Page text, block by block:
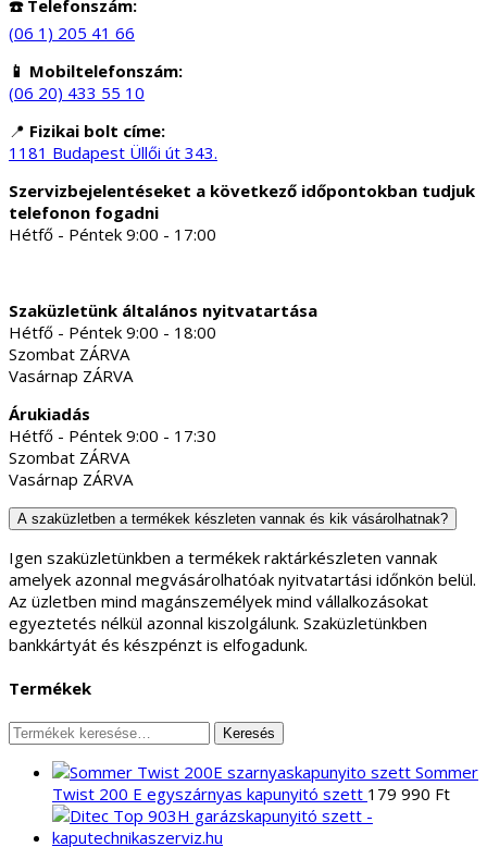
☎️ Telefonszám:
(06 1) 205 41 66
📱 Mobiltelefonszám:
(06 20) 433 55 10
📍 Fizikai bolt címe:
1181 Budapest Üllői út 343.
Szervizbejelentéseket a következő időpontokban tudjuk
telefonon fogadni
Hétfő - Péntek 9:00 - 17:00
Szaküzletünk általános nyitvatartása
Hétfő - Péntek 9:00 - 18:00
Szombat ZÁRVA
Vasárnap ZÁRVA
Árukiadás
Hétfő - Péntek 9:00 - 17:30
Szombat ZÁRVA
Vasárnap ZÁRVA
A szaküzletben a termékek készleten vannak és kik vásárolhatnak?
Igen szaküzletünkben a termékek raktárkészleten vannak
amelyek azonnal megvásárolhatóak nyitvatartási időnkön belül.
Az üzletben mind magánszemélyek mind vállalkozásokat
egyeztetés nélkül azonnal kiszolgálunk. Szaküzletünkben
bankkártyát és készpénzt is elfogadunk.
Termékek
Keresés
következőre:
Keresés
Sommer
Twist 200 E egyszárnyas kapunyitó szett 179 990 Ft